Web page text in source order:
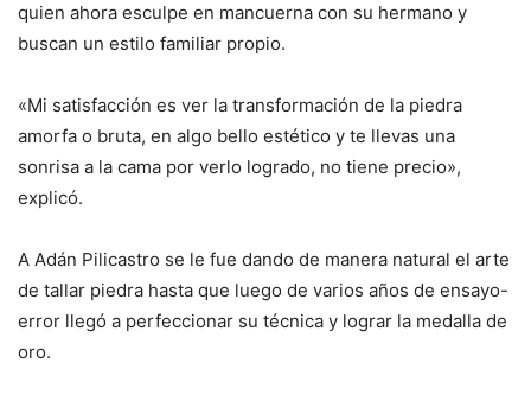
quien ahora esculpe en mancuerna con su hermano y
buscan un estilo familiar propio.
«Mi satisfacción es ver la transformación de la piedra
amorfa o bruta, en algo bello estético y te llevas una
sonrisa a la cama por verlo logrado, no tiene precio»,
explicó.
A Adán Pilicastro se le fue dando de manera natural el arte
de tallar piedra hasta que luego de varios años de ensayo-
error llegó a perfeccionar su técnica y lograr la medalla de
oro.